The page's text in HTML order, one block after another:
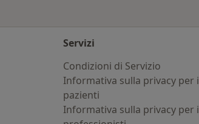
Servizi
Condizioni di Servizio
Informativa sulla privacy per i
pazienti
Informativa sulla privacy per i